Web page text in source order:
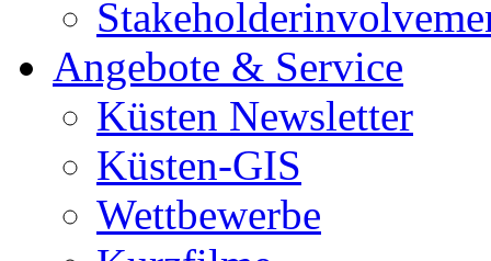
Angebote & Service
Küsten Newsletter
Küsten-GIS
Wettbewerbe